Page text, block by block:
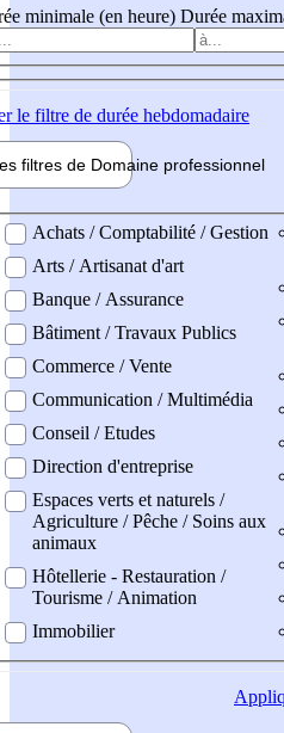
minimale (en heure) Durée
le filtre de durée hebdomadaire
filtres de Domaine professionnel
professionel
Achats / Comptabilité / Gestion
Arts / Artisanat d'art
Banque / Assurance
Bâtiment / Travaux Publics
Commerce / Vente
Communication / Multimédia
Conseil / Etudes
Direction d'entreprise
Espaces verts et naturels /
Agriculture / Pêche / Soins aux
animaux
Hôtellerie - Restauration /
Tourisme / Animation
Immobilier